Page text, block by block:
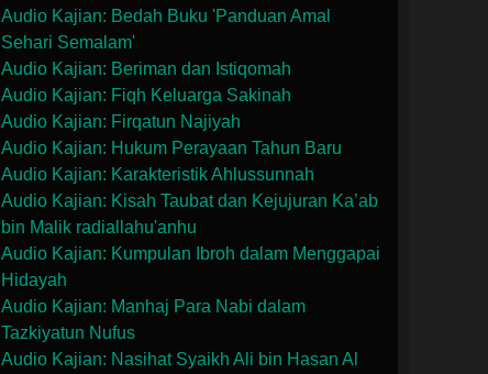
Audio Kajian: Bedah Buku 'Panduan Amal
Sehari Semalam'
Audio Kajian: Beriman dan Istiqomah
Audio Kajian: Fiqh Keluarga Sakinah
Audio Kajian: Firqatun Najiyah
Audio Kajian: Hukum Perayaan Tahun Baru
Audio Kajian: Karakteristik Ahlussunnah
Audio Kajian: Kisah Taubat dan Kejujuran Ka’ab
bin Malik radiallahu'anhu
Audio Kajian: Kumpulan Ibroh dalam Menggapai
Hidayah
Audio Kajian: Manhaj Para Nabi dalam
Tazkiyatun Nufus
Audio Kajian: Nasihat Syaikh Ali bin Hasan Al